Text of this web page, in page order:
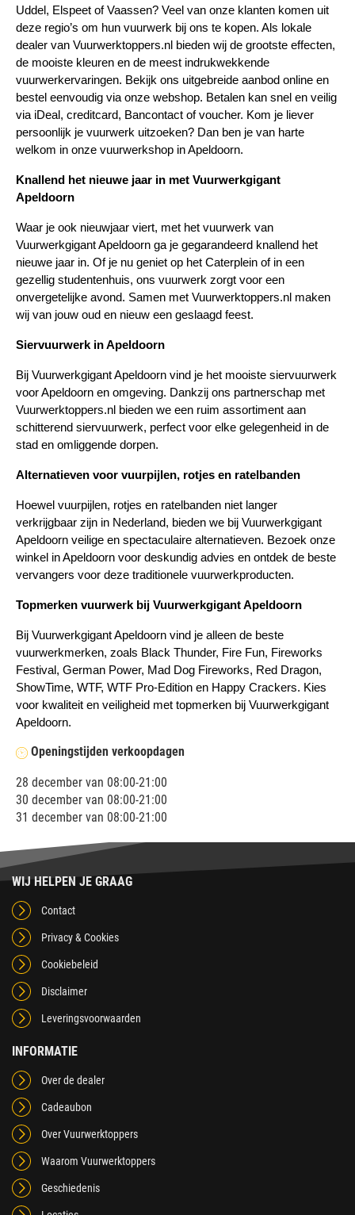
Uddel, Elspeet of Vaassen? Veel van onze klanten komen uit
deze regio’s om hun vuurwerk bij ons te kopen. Als lokale
dealer van Vuurwerktoppers.nl bieden wij de grootste effecten,
de mooiste kleuren en de meest indrukwekkende
vuurwerkervaringen. Bekijk ons uitgebreide aanbod online en
bestel eenvoudig via onze webshop. Betalen kan snel en veilig
via iDeal, creditcard, Bancontact of voucher. Kom je liever
persoonlijk je vuurwerk uitzoeken? Dan ben je van harte
welkom in onze vuurwerkshop in Apeldoorn.
Knallend het nieuwe jaar in met Vuurwerkgigant
Apeldoorn
Waar je ook nieuwjaar viert, met het vuurwerk van
Vuurwerkgigant Apeldoorn ga je gegarandeerd knallend het
nieuwe jaar in. Of je nu geniet op het Caterplein of in een
gezellig studentenhuis, ons vuurwerk zorgt voor een
onvergetelijke avond. Samen met Vuurwerktoppers.nl maken
wij van jouw oud en nieuw een geslaagd feest.
Siervuurwerk in Apeldoorn
Bij Vuurwerkgigant Apeldoorn vind je het mooiste siervuurwerk
voor Apeldoorn en omgeving. Dankzij ons partnerschap met
Vuurwerktoppers.nl bieden we een ruim assortiment aan
schitterend siervuurwerk, perfect voor elke gelegenheid in de
stad en omliggende dorpen.
Alternatieven voor vuurpijlen, rotjes en ratelbanden
Hoewel vuurpijlen, rotjes en ratelbanden niet langer
verkrijgbaar zijn in Nederland, bieden we bij Vuurwerkgigant
Apeldoorn veilige en spectaculaire alternatieven. Bezoek onze
winkel in Apeldoorn voor deskundig advies en ontdek de beste
vervangers voor deze traditionele vuurwerkproducten.
Topmerken vuurwerk bij Vuurwerkgigant Apeldoorn
Bij Vuurwerkgigant Apeldoorn vind je alleen de beste
vuurwerkmerken, zoals Black Thunder, Fire Fun, Fireworks
Festival, German Power, Mad Dog Fireworks, Red Dragon,
ShowTime, WTF, WTF Pro-Edition en Happy Crackers. Kies
voor kwaliteit en veiligheid met topmerken bij Vuurwerkgigant
Apeldoorn.
Openingstijden verkoopdagen
28 december van 08:00-21:00
30 december van 08:00-21:00
31 december van 08:00-21:00
WIJ HELPEN JE GRAAG
Contact
Privacy & Cookies
Cookiebeleid
Disclaimer
Leveringsvoorwaarden
INFORMATIE
Over de dealer
Cadeaubon
Over Vuurwerktoppers
Waarom Vuurwerktoppers
Geschiedenis